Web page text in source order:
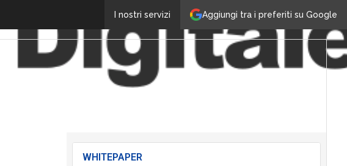
Aggiungi tra i preferiti su Google
I nostri servizi
WHITEPAPER